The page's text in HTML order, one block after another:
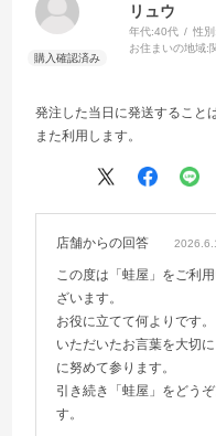
リュウ
年代:40代 性別:
お住まいの地域:
発注した当日に発送すること
また利用します。
店舗からの回答
この度は「蛙屋」をご利
ざいます。
お役に立てて何よりです。
いただいたお言葉を大切
に努めて参ります。
引き続き「蛙屋」をどう
す。